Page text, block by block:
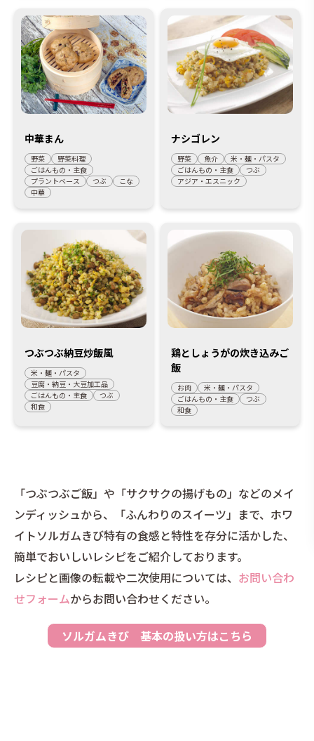
中華まん
野菜
野菜料理
ごはんもの・主食
プラントベース
つぶ
こな
中華
ナシゴレン
野菜 魚介
米・麺・パスタ
ごはんもの・主食
つぶ
アジア・エスニック
つぶつぶ納豆炒飯風
米・麺・パスタ
豆腐・納豆・大豆加工品
ごはんもの・主食
つぶ
和食
鶏としょうがの炊き込みご
飯
お肉
米・麺・パスタ
ごはんもの・主食
つぶ
和食
「つぶつぶご飯」や「サクサクの揚げもの」などのメイ
ンディッシュから、「ふんわりのスイーツ」まで、ホワ
イトソルガムきび特有の食感と特性を存分に活かした、
簡単でおいしいレシピをご紹介しております。
レシピと画像の転載や二次使用については、 お問い合わ
せフォームからお問い合わせください。
ソルガムきび 基本の扱い方はこちら